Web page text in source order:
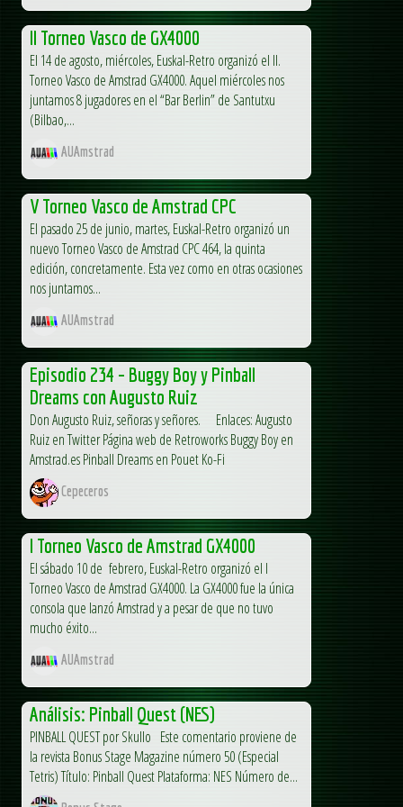
II Torneo Vasco de GX4000
El 14 de agosto, miércoles, Euskal-Retro organizó el II.
Torneo Vasco de Amstrad GX4000. Aquel miércoles nos
juntamos 8 jugadores en el “Bar Berlin” de Santutxu
(Bilbao,...
AUAmstrad
V Torneo Vasco de Amstrad CPC
El pasado 25 de junio, martes, Euskal-Retro organizó un
nuevo Torneo Vasco de Amstrad CPC 464, la quinta
edición, concretamente. Esta vez como en otras ocasiones
nos juntamos...
AUAmstrad
Episodio 234 – Buggy Boy y Pinball
Dreams con Augusto Ruiz
Don Augusto Ruiz, señoras y señores. Enlaces: Augusto
Ruiz en Twitter Página web de Retroworks Buggy Boy en
Amstrad.es Pinball Dreams en Pouet Ko-Fi
Cepeceros
I Torneo Vasco de Amstrad GX4000
El sábado 10 de febrero, Euskal-Retro organizó el I
Torneo Vasco de Amstrad GX4000. La GX4000 fue la única
consola que lanzó Amstrad y a pesar de que no tuvo
mucho éxito...
AUAmstrad
Análisis: Pinball Quest (NES)
PINBALL QUEST por Skullo Este comentario proviene de
la revista Bonus Stage Magazine número 50 (Especial
Tetris) Título: Pinball Quest Plataforma: NES Número de...